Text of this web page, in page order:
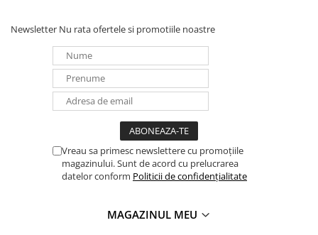
Acumulatori UPS
Drumetii / Camping
Panouri portabile
Racire/Incalzire
Newsletter Nu rata ofertele si promotiile noastre
Vreau sa primesc newslettere cu promoțiile
magazinului. Sunt de acord cu prelucrarea
datelor conform Politicii de confidențialitate
MAGAZINUL MEU